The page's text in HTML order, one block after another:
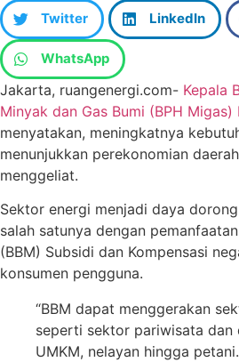
Twitter LinkedIn
WhatsApp
Jakarta, ruangenergi.com- Kepala
Minyak dan Gas Bumi (BPH
menyatakan, meningkatnya
menunjukkan perekonomian
menggeliat.
Sektor energi menjadi daya
salah satunya dengan
(BBM) Subsidi dan Kompensasi
konsumen pengguna.
“BBM dapat menggerakan
seperti sektor pariwisata
UMKM, nelayan hingga